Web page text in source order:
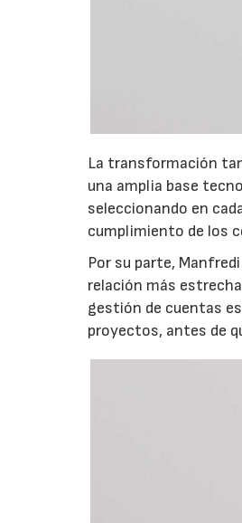
La transformación
una amplia base
seleccionando en
cumplimiento de los
Por su parte,
relación más
gestión de cuentas
proyectos, antes de